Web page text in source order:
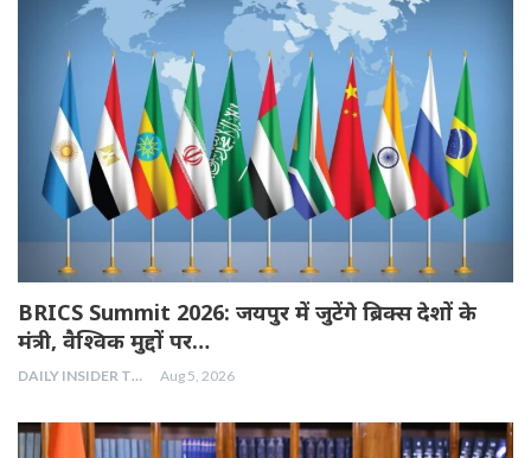
BRICS Summit 2026: जयपुर में जुटेंगे ब्रिक्स देशों के
मंत्री, वैश्विक मुद्दों पर…
DAILY INSIDER TEAM Aug 5, 2026